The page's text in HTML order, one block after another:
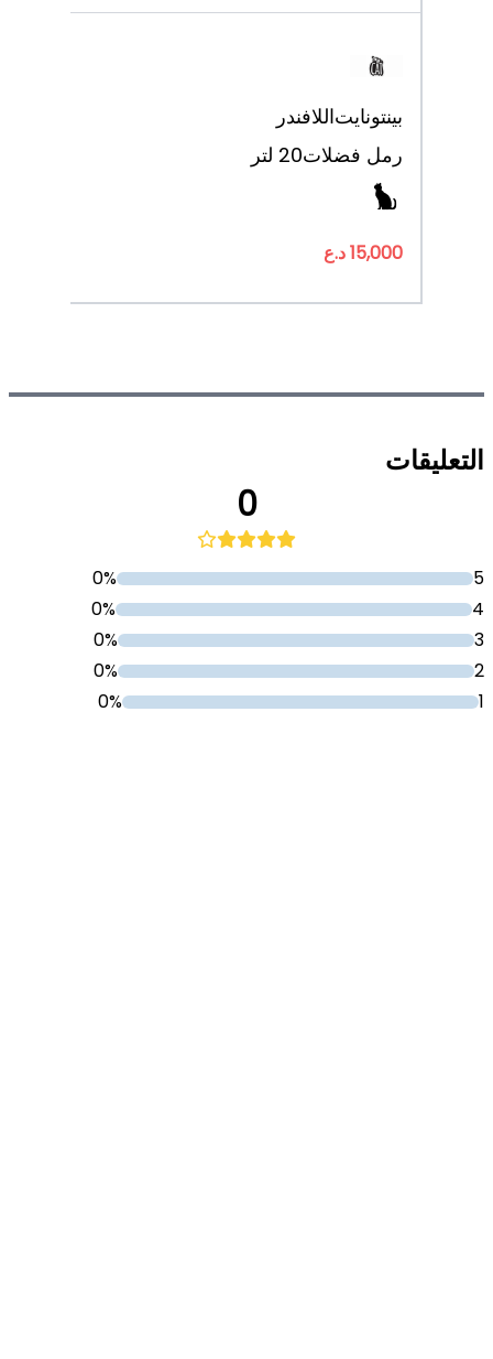
بينتونايتاللافندر
رمل فضلات20 لتر
15,000 د.ع
التعليقات
0
5
0%
4
0%
3
0%
2
0%
1
0%